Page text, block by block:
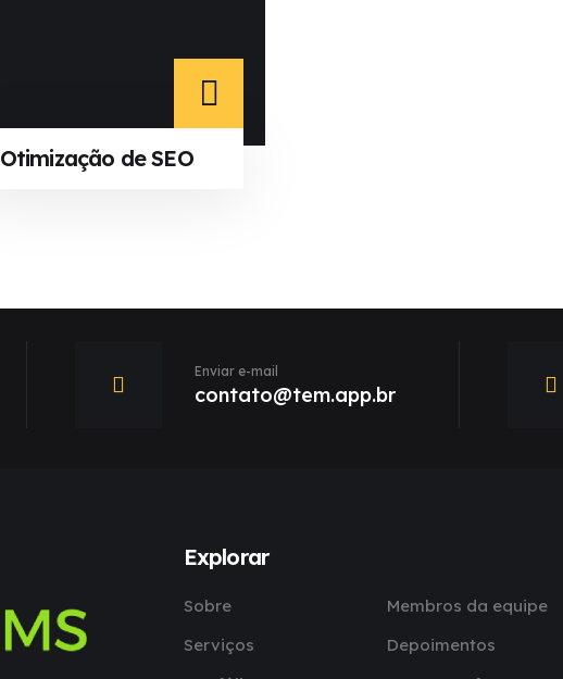
Otimização de SEO
Enviar e-mail
contato@tem.app.br
Explorar
Sobre
Membros da equipe
Serviços
Depoimentos